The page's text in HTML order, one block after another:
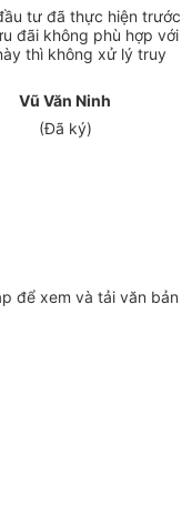
tư đã thực hiện trước
đãi không phù hợp với
thì không xử lý truy
Vũ Văn Ninh
(Đã ký)
để xem và tải văn bản